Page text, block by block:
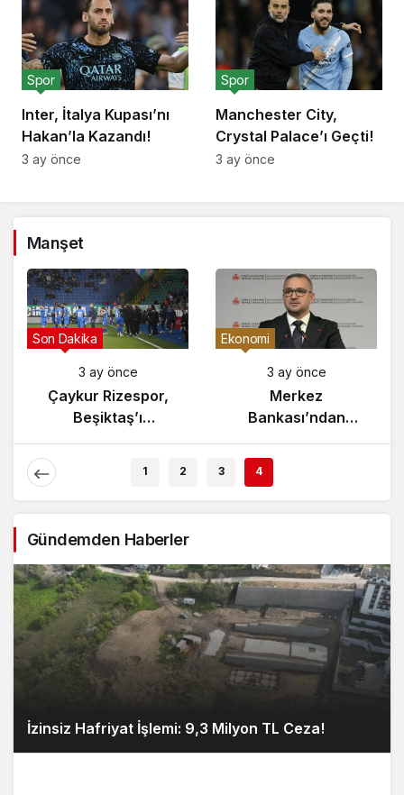
Inter, İtalya Kupası’nı
Hakan’la Kazandı!
Spor
3 ay önce
Manchester City,
Crystal Palace’ı Geçti!
Spor
3 ay önce
Manşet
Gündem
3 ay önce
Yunanistan’da
Zeybek Tartışması
Alevlendi!
Son Dakika
3 ay önce
Çaykur Rizespor,
Beşiktaş’ı
Ağırlıyor!
1 2 3 4
Gündemden Haberler
İzinsiz Hafriyat İşlemi: 9,3 Milyon TL Ceza!